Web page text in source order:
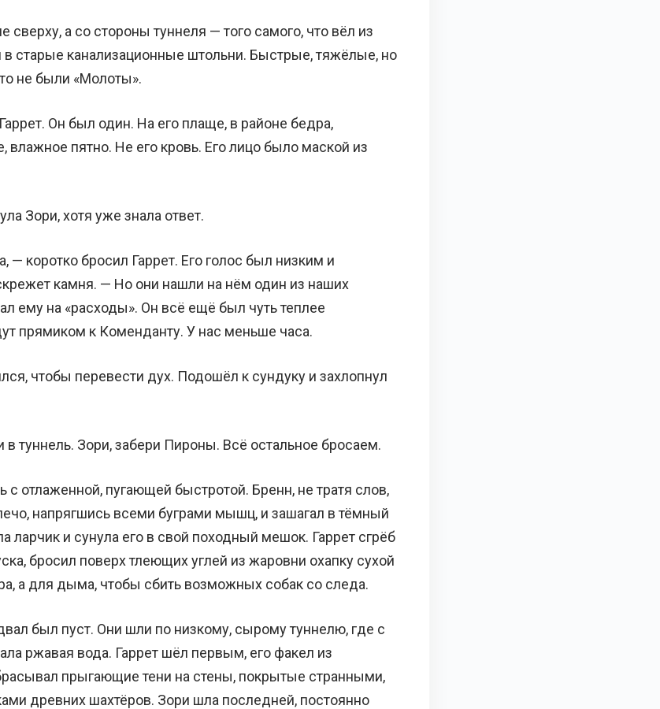
а со стороны туннеля — того самого, что вёл из
старые канализационные штольни. Быстрые, тяжёлые, но
не были «Молоты».
Он был один. На его плаще, в районе бедра,
влажное пятно. Не его кровь. Его лицо было маской из
Зори, хотя уже знала ответ.
— коротко бросил Гаррет. Его голос был низким и
камня. — Но они нашли на нём один из наших
ему на «расходы». Он всё ещё был чуть теплее
прямиком к Коменданту. У нас меньше часа.
чтобы перевести дух. Подошёл к сундуку и захлопнул
в туннель. Зори, забери Пироны. Всё остальное бросаем.
с отлаженной, пугающей быстротой. Бренн, не тратя слов,
напрягшись всеми буграми мышц, и зашагал в тёмный
ларчик и сунула его в свой походный мешок. Гаррет сгрёб
бросил поверх тлеющих углей из жаровни охапку сухой
а для дыма, чтобы сбить возможных собак со следа.
был пуст. Они шли по низкому, сырому туннелю, где с
ржавая вода. Гаррет шёл первым, его факел из
прыгающие тени на стены, покрытые странными,
древних шахтёров. Зори шла последней, постоянно